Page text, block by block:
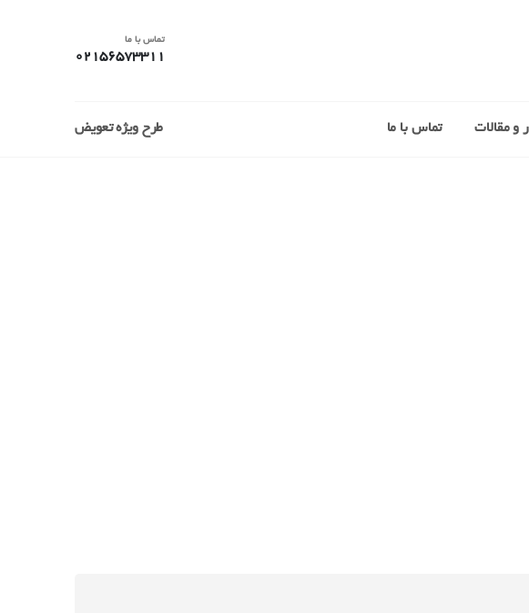
تماس با ما
02156573311
و مقالات تماس با ما طرح ویژه تعویض